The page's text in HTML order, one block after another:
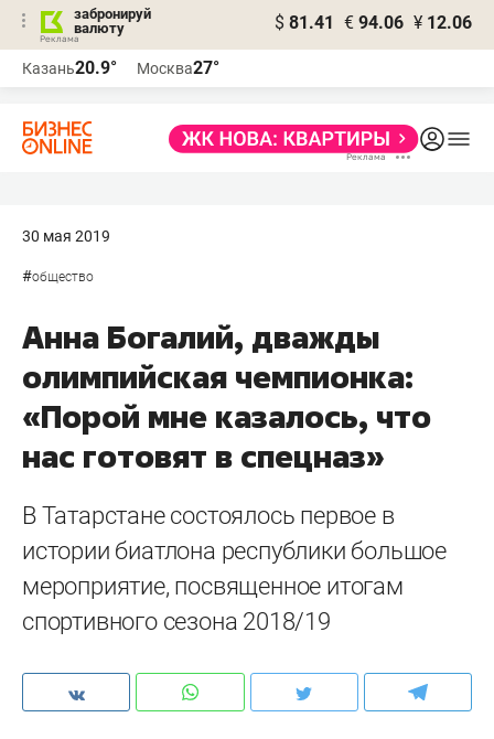
забронируй
валюту
$ 81.41 € 94.06 ¥ 12.06
Казань20.9° Москва27°
30 мая 2019
#общество
Анна Богалий, дважды
олимпийская чемпионка:
«Порой мне казалось, что
нас готовят в спецназ»
В Татарстане состоялось первое в
истории биатлона республики большое
мероприятие, посвященное итогам
спортивного сезона 2018/19